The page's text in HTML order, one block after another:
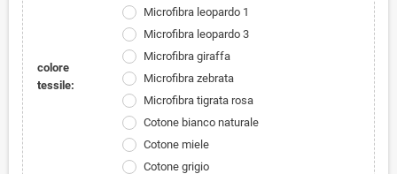
colore
tessile:
Microfibra leopardo 1
Microfibra leopardo 3
Microfibra giraffa
Microfibra zebrata
Microfibra tigrata rosa
Cotone bianco naturale
Cotone miele
Cotone grigio